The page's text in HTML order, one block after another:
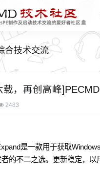
合技术交流
，再创高峰
2483
是一款用于获取
的不二之选。更新稳定，以